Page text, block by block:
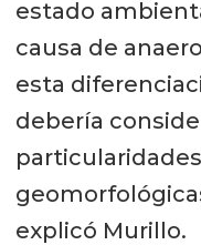
estado
causa de
esta
debería
explicó Murillo.